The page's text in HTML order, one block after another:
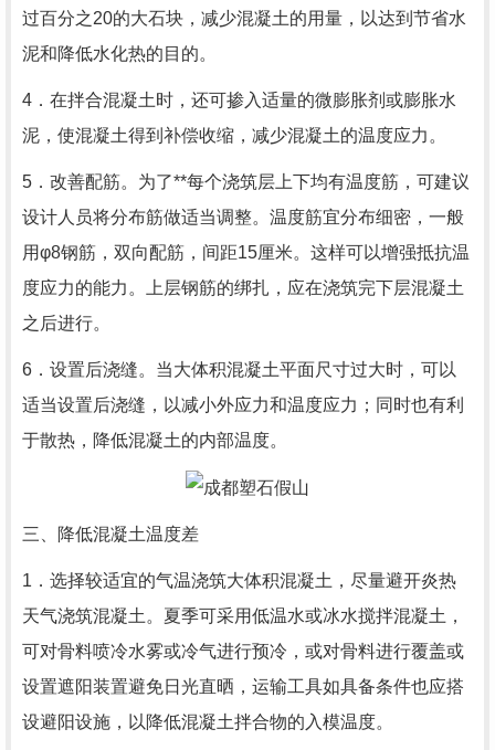
过百分之20的大石块，减少混凝土的用量，以达到节省水
泥和降低水化热的目的。
4．在拌合混凝土时，还可掺入适量的微膨胀剂或膨胀水
泥，使混凝土得到补偿收缩，减少混凝土的温度应力。
5．改善配筋。为了**每个浇筑层上下均有温度筋，可建议
设计人员将分布筋做适当调整。温度筋宜分布细密，一般
用φ8钢筋，双向配筋，间距15厘米。这样可以增强抵抗温
度应力的能力。上层钢筋的绑扎，应在浇筑完下层混凝土
之后进行。
6．设置后浇缝。当大体积混凝土平面尺寸过大时，可以
适当设置后浇缝，以减小外应力和温度应力；同时也有利
于散热，降低混凝土的内部温度。
三、降低混凝土温度差
1．选择较适宜的气温浇筑大体积混凝土，尽量避开炎热
天气浇筑混凝土。夏季可采用低温水或冰水搅拌混凝土，
可对骨料喷冷水雾或冷气进行预冷，或对骨料进行覆盖或
设置遮阳装置避免日光直晒，运输工具如具备条件也应搭
设避阳设施，以降低混凝土拌合物的入模温度。